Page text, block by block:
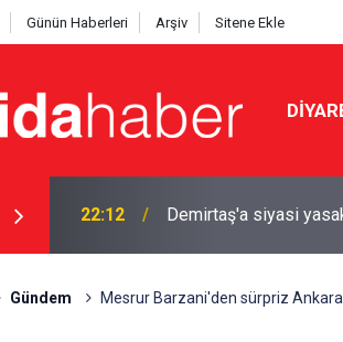
Günün Haberleri Arşiv Sitene Ekle
21:53 12 maddelik tarihi
Gündem Mesrur Barzani'den sürpriz